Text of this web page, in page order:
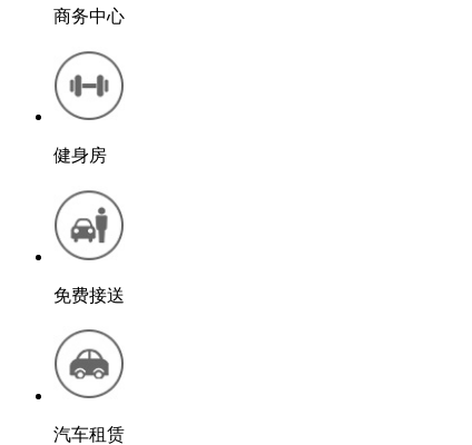
商务中心
健身房
免费接送
汽车租赁